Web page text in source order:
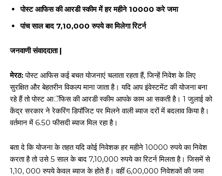
पोस्ट आफिस की आरडी स्कीम में हर महीने 10000 करे जमा
पांच साल बाद 7,10,000 रुपये का मिलेगा रिटर्न
जनवाणी संवाददाता |
मेरठ:पोस्ट आफिस कई बचत योजनाएं चलाता रहता हैं, जिन्हें निवेश के लिए
सुरक्षित और बेहतरीन विकल्प माना जाता है। यदि आप इंवेस्टमेंट की योजना बना
रहे हैं तो पोस्ट आॅफिस की आरडी स्कीम आपके काम आ सकती है। 1 जुलाई को
केंद्र सरकार ने रेकरिंग डिपॉजिट पर मिलने वाली ब्याज दरों में बदलाव किया है।
वर्तमान में 6.50 फीसदी ब्याज मिल रहा है।
बता दे कि योजना के तहत यदि कोई निवेशक हर महीने 10000 रुपये का निवेश
करता है तो उसे 5 साल के बाद 7,10,000 रुपये का रिटर्न मिलता है। जिसमें से
1,10, 000 रुपये केवल ब्याज के होते हैं। वहीं 6,00,000 निवेशकों की जमा